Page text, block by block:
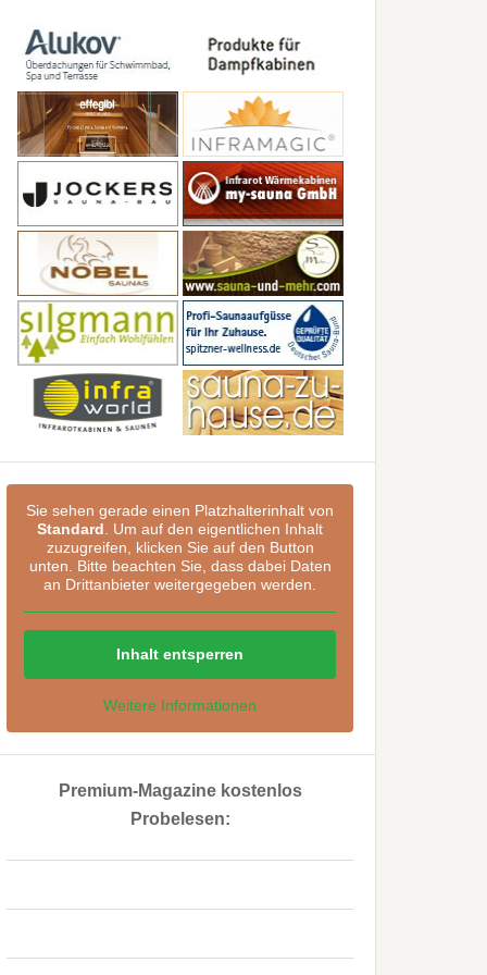
Sie sehen gerade einen Platzhalterinhalt von
Standard . Um auf den eigentlichen Inhalt
zuzugreifen, klicken Sie auf den Button
unten. Bitte beachten Sie, dass dabei Daten
an Drittanbieter weitergegeben werden.
Inhalt entsperren
Weitere Informationen
Premium-Magazine kostenlos
Probelesen: